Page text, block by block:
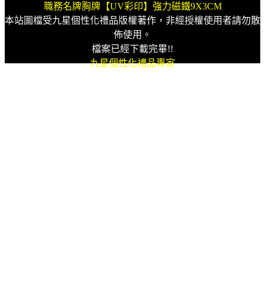
職務名牌胸牌【UV彩印】強力磁鐵9X3CM
本站圖檔受九星個性化禮品版權著作，非經授權使用者請勿散
佈使用。
檔案已經下載完畢!!
九星個性化禮品專家